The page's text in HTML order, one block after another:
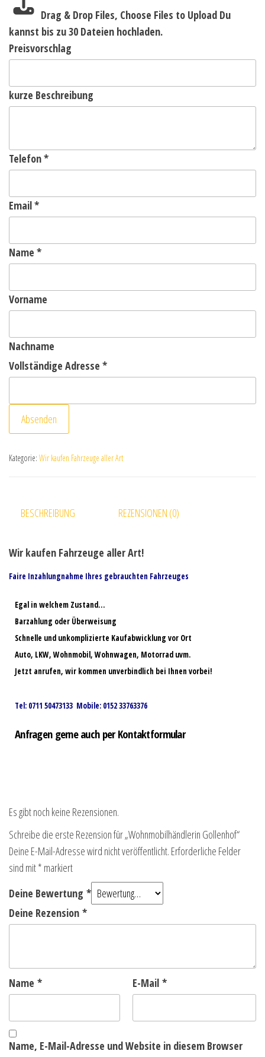
Drag & Drop Files, Choose Files to Upload Du
kannst bis zu 30 Dateien hochladen.
Preisvorschlag
kurze Beschreibung
Telefon*
Email*
Name *
Vorname
Nachname
Vollständige Adresse *
Absenden
Kategorie: Wir kaufen Fahrzeuge aller Art
BESCHREIBUNG REZENSIONEN (0)
Wir kaufen Fahrzeuge aller Art!
Faire Inzahlungnahme Ihres gebrauchten Fahrzeuges
Egal in welchem Zustand…
Barzahlung oder Überweisung
Schnelle und unkomplizierte Kaufabwicklung vor Ort
Auto, LKW, Wohnmobil, Wohnwagen, Motorrad uvm.
Jetzt anrufen, wir kommen unverbindlich bei Ihnen vorbei!
Tel: 0711 50473133 Mobile: 0152 33763376
Anfragen gerne auch per Kontaktformular
Es gibt noch keine Rezensionen.
Schreibe die erste Rezension für „Wohnmobilhändlerin Gollenhof“
Deine E-Mail-Adresse wird nicht veröffentlicht. Erforderliche Felder
sind mit* markiert
Deine Bewertung *
Deine Rezension *
Name * E-Mail *
Name, E-Mail-Adresse und Website in diesem Browser